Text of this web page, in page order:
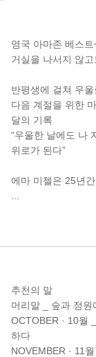
영국 아마존 베스트
거실을 나서지 않
반평생에 걸쳐 우
다음 계절을 위한
달의 기록
“우울한 날에도 나
위로가 된다”
에마 미첼은 25년
추천의 말
머리말 _ 숲과 정원
OCTOBER · 10월
하다
NOVEMBER · 11